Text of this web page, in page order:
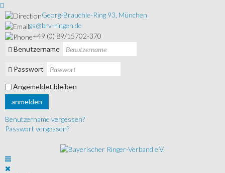
Georg-Brauchle-Ring 93, München
gs@brv-ringen.de
+49 (0) 89/15702-370
Benutzername
Passwort
Angemeldet bleiben
anmelden
Benutzername vergessen?
Passwort vergessen?